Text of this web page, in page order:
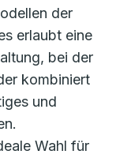
der
erlaubt eine
bei der
kombiniert
und
Wahl für